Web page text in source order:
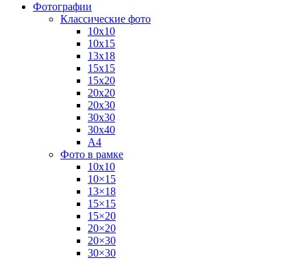
Фотографии
Классические фото
10х10
10х15
13х18
15х15
15х20
20х20
20х30
30х30
30х40
А4
Фото в рамке
10х10
10×15
13×18
15×15
15×20
20×20
20×30
30×30